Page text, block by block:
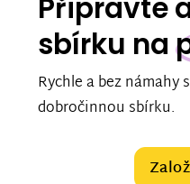
sbírku na
Rychle a bez
dobročinnou sbírku.